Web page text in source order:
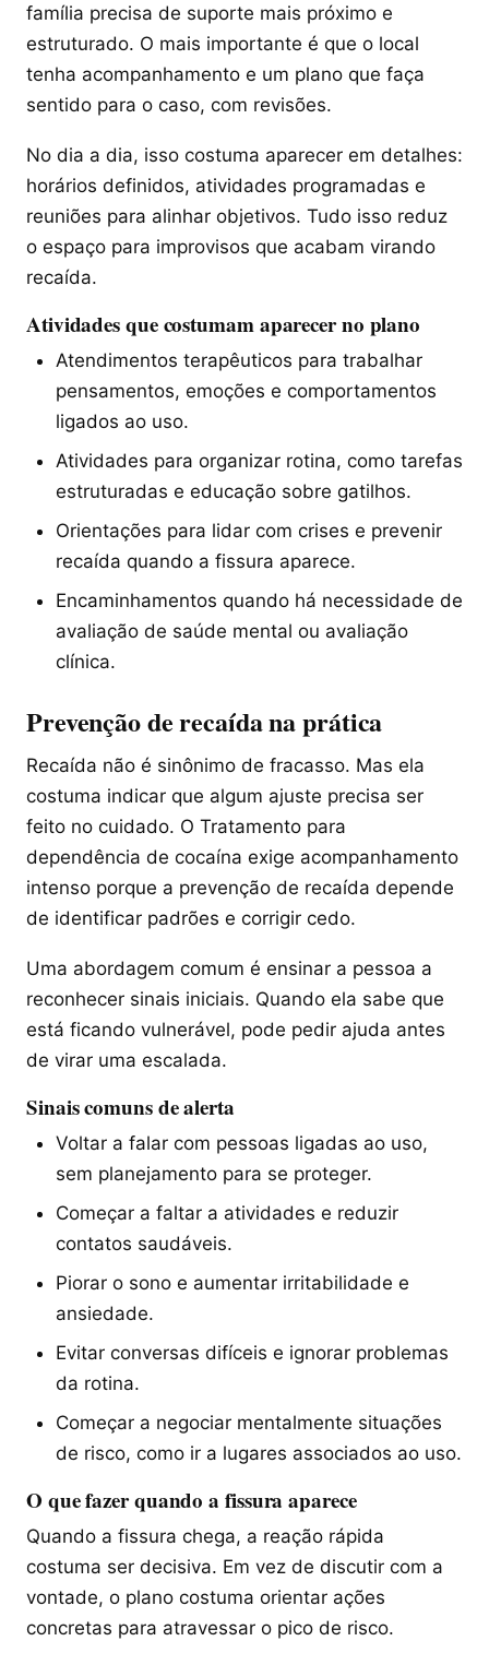
família precisa de suporte mais próximo e
estruturado. O mais importante é que o local
tenha acompanhamento e um plano que faça
sentido para o caso, com revisões.
No dia a dia, isso costuma aparecer em detalhes:
horários definidos, atividades programadas e
reuniões para alinhar objetivos. Tudo isso reduz
o espaço para improvisos que acabam virando
recaída.
Atividades que costumam aparecer no plano
Atendimentos terapêuticos para trabalhar
pensamentos, emoções e comportamentos
ligados ao uso.
Atividades para organizar rotina, como tarefas
estruturadas e educação sobre gatilhos.
Orientações para lidar com crises e prevenir
recaída quando a fissura aparece.
Encaminhamentos quando há necessidade de
avaliação de saúde mental ou avaliação
clínica.
Prevenção de recaída na prática
Recaída não é sinônimo de fracasso. Mas ela
costuma indicar que algum ajuste precisa ser
feito no cuidado. O Tratamento para
dependência de cocaína exige acompanhamento
intenso porque a prevenção de recaída depende
de identificar padrões e corrigir cedo.
Uma abordagem comum é ensinar a pessoa a
reconhecer sinais iniciais. Quando ela sabe que
está ficando vulnerável, pode pedir ajuda antes
de virar uma escalada.
Sinais comuns de alerta
Voltar a falar com pessoas ligadas ao uso,
sem planejamento para se proteger.
Começar a faltar a atividades e reduzir
contatos saudáveis.
Piorar o sono e aumentar irritabilidade e
ansiedade.
Evitar conversas difíceis e ignorar problemas
da rotina.
Começar a negociar mentalmente situações
de risco, como ir a lugares associados ao uso.
O que fazer quando a fissura aparece
Quando a fissura chega, a reação rápida
costuma ser decisiva. Em vez de discutir com a
vontade, o plano costuma orientar ações
concretas para atravessar o pico de risco.